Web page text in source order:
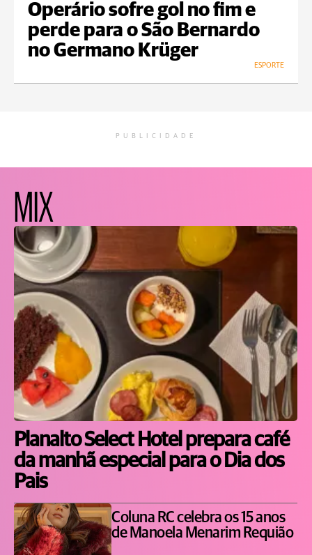
Operário sofre gol no fim e
perde para o São Bernardo
no Germano Krüger
ESPORTE
PUBLICIDADE
MIX
Planalto Select Hotel prepara café
da manhã especial para o Dia dos
Pais
Coluna RC celebra os 15 anos
de Manoela Menarim Requião